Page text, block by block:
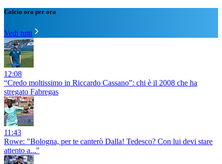
Calcio ora per ora
Vedi tutti
12:08
“Credo moltissimo in Riccardo Cassano”: chi è il 2008 che ha
stregato Fabregas
11:43
Rowe: "Bologna, per te canterò Dalla! Tedesco? Con lui devi stare
attento a..."